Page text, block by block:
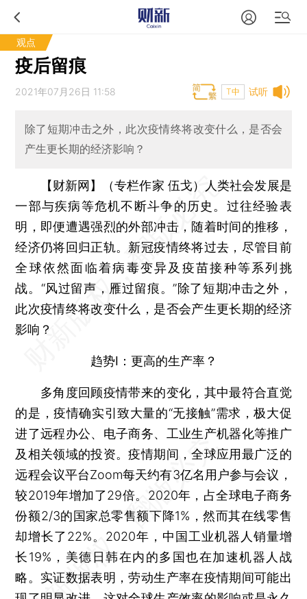
观点
疫后留痕
试听
2021年07月26日 11:58 T中
除了短期冲击之外，此次疫情终将改变什么，是否会
产生更长期的经济影响？
【财新网】（专栏作家 伍戈）
人类社会发展是
一部与疾病等危机不断斗争的历史。过往经验表
明，即便遭遇强烈的外部冲击，随着时间的推移，
经济仍将回归正轨。新冠疫情终将过去，尽管目前
全球依然面临着病毒变异及疫苗接种等系列挑
战。“风过留声，雁过留痕。”除了短期冲击之外，
此次疫情终将改变什么，是否会产生更长期的经济
影响？
趋势I：更高的生产率？
多角度回顾疫情带来的变化，其中最符合直觉
的是，疫情确实引致大量的“无接触”需求，极大促
进了远程办公、电子商务、工业生产机器化等推广
及相关领域的投资。疫情期间，全球应用最广泛的
远程会议平台Zoom每天约有3亿名用户参与会议，
较2019年增加了29倍。2020年，占全球电子商务
份额2/3的国家总零售额下降1%，然而其在线零售
却增长了22%。2020年，中国工业机器人销量增
长19%，美德日韩在内的多国也在加速机器人战
略。实证数据表明，劳动生产率在疫情期间可能出